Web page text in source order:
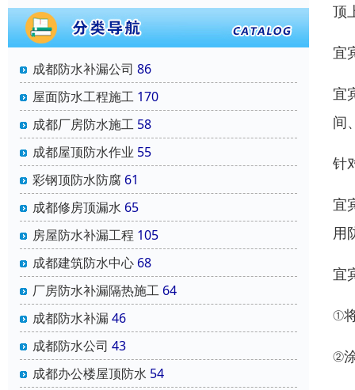
成都防水补漏公司 86
屋面防水工程施工 170
成都厂房防水施工 58
成都屋顶防水作业 55
彩钢顶防水防腐 61
成都修房顶漏水 65
房屋防水补漏工程 105
成都建筑防水中心 68
厂房防水补漏隔热施工 64
成都防水补漏46
成都防水公司 43
成都办公楼屋顶防水 54
顶
宜
宜
间
针
宜
用
宜
①
②